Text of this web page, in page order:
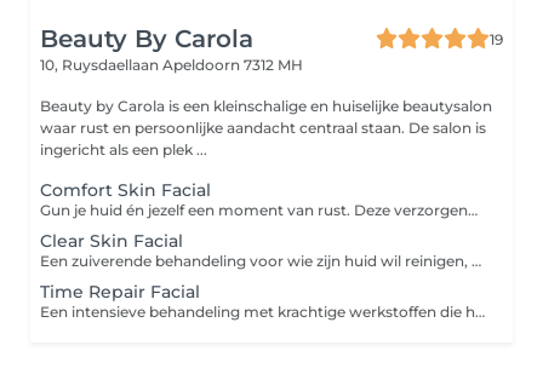
Beauty By Carola
19
10, Ruysdaellaan Apeldoorn 7312 MH
Beauty by Carola is een kleinschalige en huiselijke beautysalon
waar rust en persoonlijke aandacht centraal staan. De salon is
ingericht als een plek ...
Comfort Skin Facial
Gun je huid én jezelf een moment van rust. Deze verzorgende behandeling hydrateert, verzacht en laat je huid weer stralen. Je geniet van een uitgebreide ontspannende reiniging met aandacht voor het gezicht, en een masker waarbij ook nek en schouders worden gemasseerd. Doel: Hydrateren en ontspannen Extra geschikt voor: alle huidtypen
Clear Skin Facial
Een zuiverende behandeling voor wie zijn huid wil reinigen, matteren en in balans brengen. Met milde werkstoffen, een grondige dieptereiniging en een kalmerend masker. Ideaal als onderhoud voor de vettere huid of bij oppervlakkige verstoppingen. Doel: Reinigen en talgregulatie Extra geschikt voor: de gecombineerde en vette huid
Time Repair Facial
Een intensieve behandeling met krachtige werkstoffen die helpen bij het beschermen, herstellen en onderhouden van je huid. De behandeling bevat een diepe verzorging, een voedend masker en een ontspannend moment tijdens het aanbrengen. Ideaal als boost of als regelmatig huidonderhoud. Doel: Onderhouden en beschermen Extra geschikt voor: de rijpere huid